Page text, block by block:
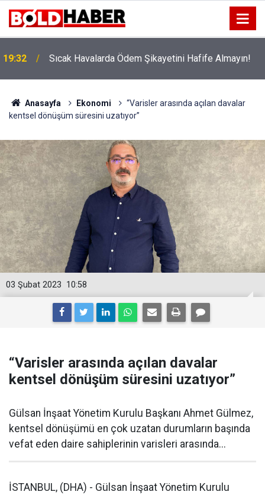
19:32 Sıcak Havalarda Ödem Şikayetini Hafife Almayın!
Anasayfa Ekonomi
“Varisler arasında açılan davalar
kentsel dönüşüm süresini uzatıyor”
10:58
03 Şubat 2023
“Varisler arasında açılan davalar
kentsel dönüşüm süresini uzatıyor”
Gülsan İnşaat Yönetim Kurulu Başkanı Ahmet Gülmez,
kentsel dönüşümü en çok uzatan durumların başında
vefat eden daire sahiplerinin varisleri arasında...
İSTANBUL, (DHA) - Gülsan İnşaat Yönetim Kurulu